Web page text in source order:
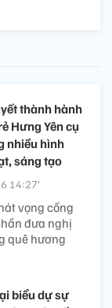
thành hành
Hưng Yên cụ
nhiều hình
sáng tạo
14:27’
vọng cống
đưa nghị
quê hương
biểu dự sự